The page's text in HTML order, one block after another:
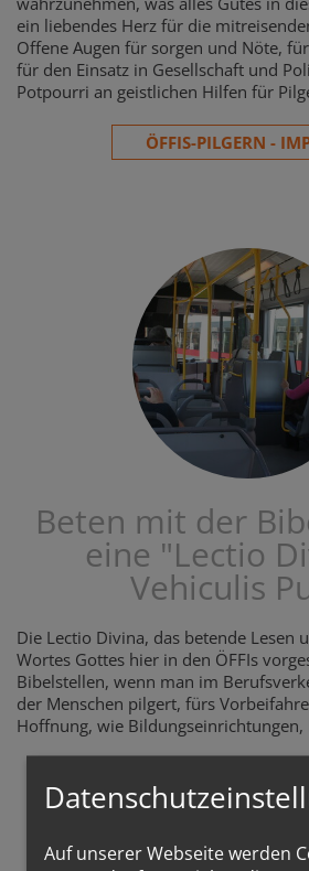
ein liebendes Herz für die
Offene Augen für sorgen und Nöte,
für den Einsatz in Gesellschaft und
Potpourri an geistlichen Hilfen für
ÖFFIS-PILGERN -
Beten mit der
eine "Lectio
Vehiculis
Die Lectio Divina, das betende Lesen
Wortes Gottes hier in den ÖFFIs
Bibelstellen, wenn man im
der Menschen pilgert, fürs
Hoffnung, wie Bildungseinrichtungen,
Auf unserer Webseite werden